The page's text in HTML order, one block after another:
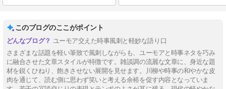
このブログのここがポイント
ユーモア交えた時事風刺と軽妙な語り口
さまざまな話題を軽い筆致で風刺しながらも、ユーモアと時事ネタを巧み
に融合させた文章スタイルが特徴です。雑談調の流麗な文章に、身近な題
材を鋭くひねり、飽きさせない展開を見せます。川柳や時事の和やかな皮
肉を通じて、読む側に思わず笑いと考える余裕を促す内容となっていま